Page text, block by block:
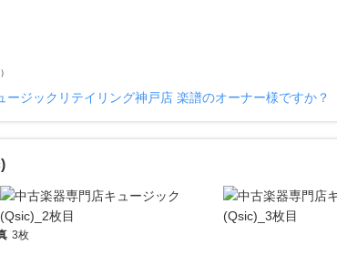
ージックリテイリング神戸店 楽譜のオーナー様ですか？
3枚